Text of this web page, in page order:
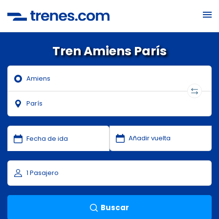
Tren Amiens París
Buscar